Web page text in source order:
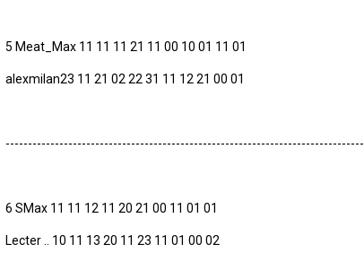
5 Meat_Max 11 11 11 21 11 00 10 01 11 01
alexmilan23 11 21 02 22 31 11 12 21 00 01
--------------------------------------------------------------------------------
6 SMax 11 11 12 11 20 21 00 11 01 01
Lecter .. 10 11 13 20 11 23 11 01 00 02